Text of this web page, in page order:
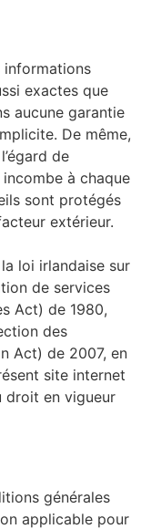
informations
exactes que
aucune garantie
De même,
de
à chaque
sont protégés
extérieur.
loi irlandaise sur
de services
Act) de 1980,
des
Act) de 2007, en
site internet
droit en vigueur
générales
applicable pour